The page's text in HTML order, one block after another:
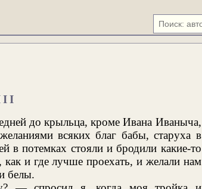
до крыльца, кроме Ивана Иваныча,
всяких благ бабы, старуха в
в потемках стояли и бродили какие-то
и где лучше проехать, и желали нам
белы.